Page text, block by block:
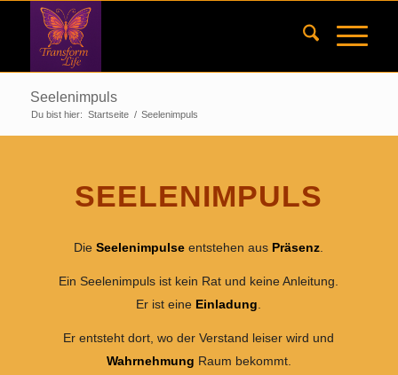
Seelenimpuls
Du bist hier: Startseite / Seelenimpuls
SEELENIMPULS
DieSeelenimpulse entstehen aus Präsenz
Ein Seelenimpuls ist kein Rat und keine Anleitung.
Er ist eine Einladung
Er entsteht dort, wo der Verstand leiser wird und
Wahrnehmung Raum bekommt.